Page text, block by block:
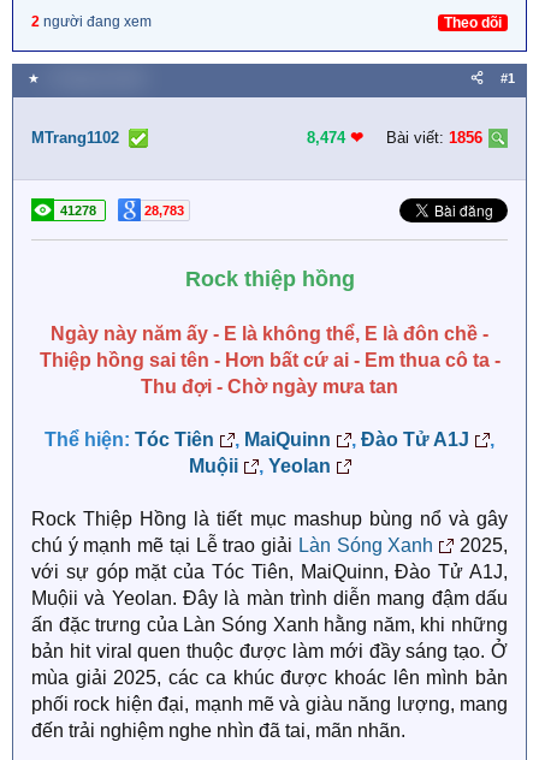
2 người đang xem Theo dõi
★ #1
MTrang1102 8,474 ❤︎ Bài viết: 1856
41278 28,783
Rock thiệp hồng
Ngày này năm ấy - E là không thể, E là đôn chề -
Thiệp hồng sai tên - Hơn bất cứ ai - Em thua cô ta -
Thu đợi - Chờ ngày mưa tan
Thể hiện: Tóc Tiên , MaiQuinn , Đào Tử A1J
,
Muộii
, Yeolan
Rock Thiệp Hồng là tiết mục mashup bùng nổ và gây
chú ý mạnh mẽ tại Lễ trao giải Làn Sóng Xanh
2025,
với sự góp mặt của Tóc Tiên, MaiQuinn, Đào Tử A1J,
Muộii và Yeolan. Đây là màn trình diễn mang đậm dấu
ấn đặc trưng của Làn Sóng Xanh hằng năm, khi những
bản hit viral quen thuộc được làm mới đầy sáng tạo. Ở
mùa giải 2025, các ca khúc được khoác lên mình bản
phối rock hiện đại, mạnh mẽ và giàu năng lượng, mang
đến trải nghiệm nghe nhìn đã tai, mãn nhãn.